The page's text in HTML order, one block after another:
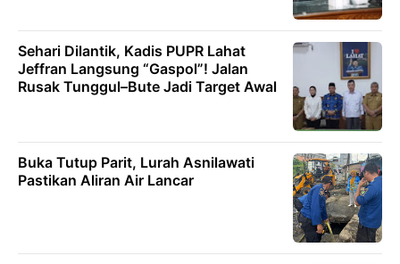
Sehari Dilantik, Kadis PUPR Lahat
Jeffran Langsung “Gaspol”! Jalan
Rusak Tunggul–Bute Jadi Target Awal
Buka Tutup Parit, Lurah Asnilawati
Pastikan Aliran Air Lancar